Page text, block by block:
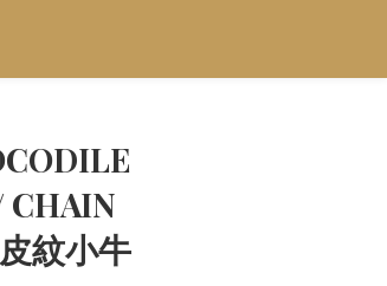
CHAIN
紋小牛